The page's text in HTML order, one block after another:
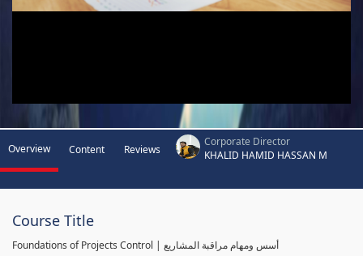
Overview Content Reviews
Corporate Director
KHALID HAMID HASSAN M
Course Title
Foundations of Projects Control | أسس ومهام مراقبة المشاريع